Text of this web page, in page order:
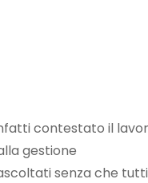
contestato il
gestione
senza che